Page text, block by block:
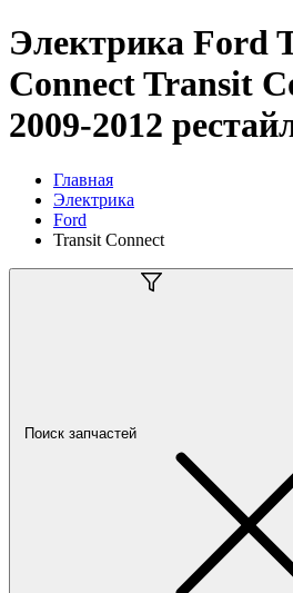
Электрика Ford
Connect Transit
2009-2012
Главная
Электрика
Ford
Transit Connect
Поиск запчастей